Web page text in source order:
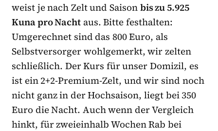
weist je nach Zelt und Saisonbis zu 5.925
Kuna pro Nacht aus. Bitte festhalten:
Umgerechnet sind das 800 Euro, als
Selbstversorger wohlgemerkt, wir zelten
schließlich. Der Kurs für unser Domizil, es
ist ein 2+2-Premium-Zelt, und wir sind noch
nicht ganz in der Hochsaison, liegt bei 350
Euro die Nacht. Auch wenn der Vergleich
hinkt, für zweieinhalb Wochen Rab bei